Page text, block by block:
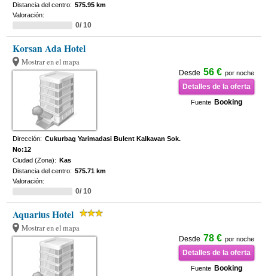
Distancia del centro: 575.95 km
Valoración:
0/ 10
Korsan Ada Hotel
Mostrar en el mapa
Desde 56 € por noche
Detalles de la oferta
Fuente Booking
Dirección: Cukurbag Yarimadasi Bulent Kalkavan Sok.
No:12
Ciudad (Zona): Kas
Distancia del centro: 575.71 km
Valoración:
0/ 10
Aquarius Hotel
Mostrar en el mapa
Desde 78 € por noche
Detalles de la oferta
Fuente Booking